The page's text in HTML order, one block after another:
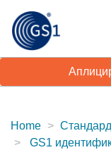
Home
GS1